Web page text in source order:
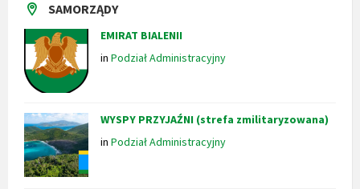
SAMORZĄDY
EMIRAT BIALENII
in Podział Administracyjny
WYSPY PRZYJAŹNI (strefa zmilitaryzowana)
in Podział Administracyjny